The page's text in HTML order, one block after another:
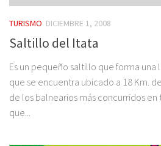
TURISMO DICIEMBRE 1, 2008
Saltillo del Itata
Es un pequeño saltillo que forma una
que se encuentra ubicado a 18 Km.
de los balnearios más concurridos
que...